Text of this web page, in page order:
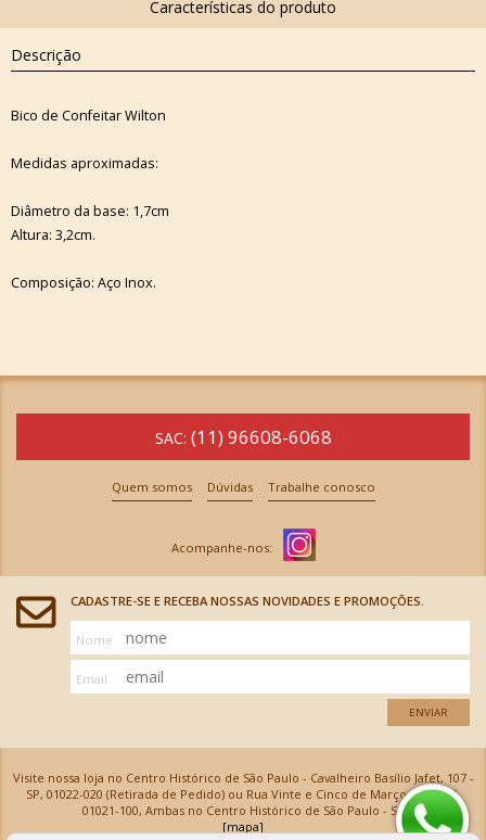
Descrição
Bico de Confeitar Wilton
Medidas aproximadas:
Diâmetro da base: 1,7cm
Altura: 3,2cm.
Composição: Aço Inox.
SAC: (11) 96608-6068
Quem somos Dúvidas Trabalhe conosco
CADASTRE-SE E RECEBA NOSSAS NOVIDADES E PROMOÇÕES.
Nome
Email
ENVIAR
Visite nossa loja no Centro Histórico de São Paulo - Cavalheiro Basílio Jafet, 107 -
SP, 01022-020 (Retirada de Pedido) ou Rua Vinte e Cinco de Março, 576 - SP,
01021-100, Ambas no Centro Histórico de São Paulo - SP
[mapa]